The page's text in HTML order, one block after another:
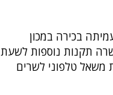
בכירה במכון
תקנות נוספות לשעת
משאל טלפוני לשרים